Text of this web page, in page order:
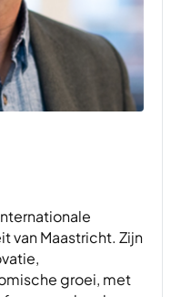
van Maastricht. Zijn
groei, met